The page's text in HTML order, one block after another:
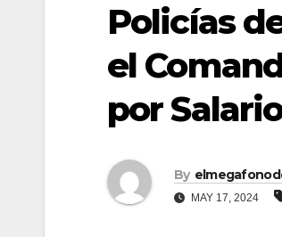
Policías
el
por
By
MAY 17, 2024